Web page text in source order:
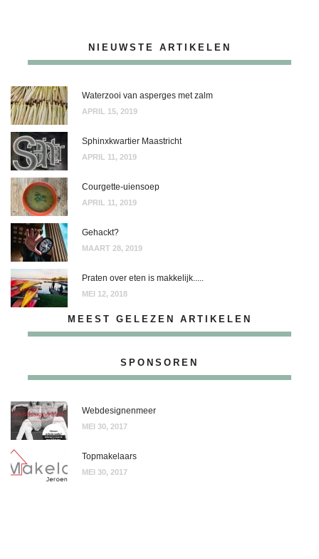
NIEUWSTE ARTIKELEN
Waterzooi van asperges met zalm
APRIL 15, 2019
Sphinxkwartier Maastricht
APRIL 11, 2019
Courgette-uiensoep
APRIL 11, 2019
Gehackt?
MAART 28, 2019
Praten over eten is makkelijk.....
MEI 12, 2018
MEEST GELEZEN ARTIKELEN
SPONSOREN
Webdesignenmeer
MEI 30, 2017
Topmakelaars
MEI 30, 2017